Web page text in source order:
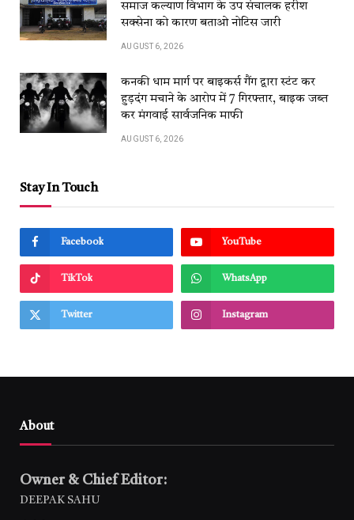
समाज कल्याण विभाग के उप संचालक हरीश
सक्सेना को कारण बताओ नोटिस जारी
AUGUST 6, 2026
कनकी धाम मार्ग पर बाइकर्स गैंग द्वारा स्टंट कर
हुड़दंग मचाने के आरोप में 7 गिरफ्तार, बाइक जब्त
कर मंगवाई सार्वजनिक माफी
AUGUST 6, 2026
Stay In Touch
Facebook YouTube
TikTok WhatsApp
Twitter Instagram
About
Owner & Chief Editor:
DEEPAK SAHU